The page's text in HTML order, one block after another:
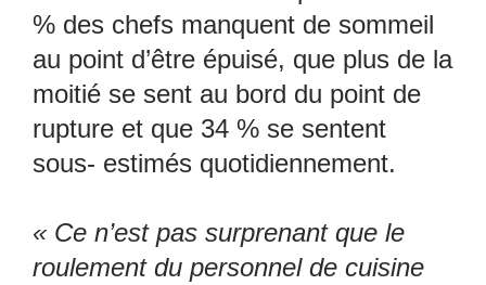
% des chefs manquent de sommeil
au point d’être épuisé, que plus de la
moitié se sent au bord du point de
rupture et que 34 % se sentent
sous- estimés quotidiennement.
« Ce n’est pas surprenant que le
roulement du personnel de cuisine